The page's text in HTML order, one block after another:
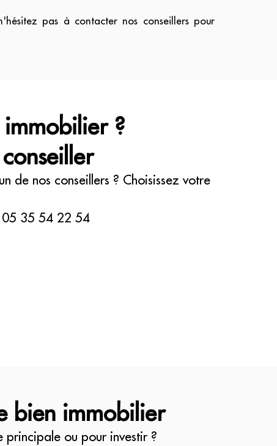
pas à contacter nos conseillers pour
?
de nos conseillers ? Choisissez votre
05 35 54 22 54
bien immobilier
ou pour investir ?